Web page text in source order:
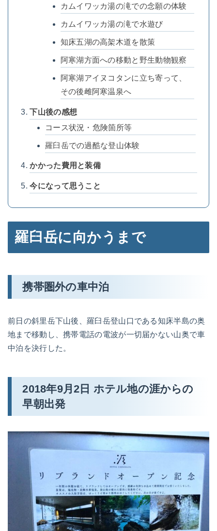
カムイワッカ湯の滝での念願の体験
カムイワッカ湯の滝で水遊び
知床五湖の高架木道を散策
阿寒湖方面への移動と野生動物観察
阿寒湖アイヌコタンに立ち寄って、
その後雌阿寒温泉へ
下山後の感想
コース状況・危険箇所等
羅臼岳での過酷な登山体験
かかった費用と装備
今になって思うこと
羅臼岳に向かうまで
携帯圏外の車中泊
前日の斜里岳下山後、羅臼岳登山口である知床半島の奥
地まで移動し、携帯電話の電波が一切届かない山奥で車
中泊を決行した。
2018年9月2日 ホテル地の涯からの
早朝出発